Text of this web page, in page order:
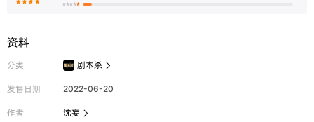

资料
分类 剧本杀 
发售日期 2022-06-20
作者 沈妄 